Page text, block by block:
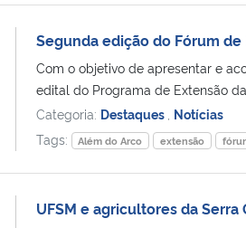
Segunda edição do Fórum
Com o objetivo de apresentar e
edital do Programa de Extensão
Categoria: Destaques Notícias
Tags:
Além do Arco extensão
UFSM e agricultores da